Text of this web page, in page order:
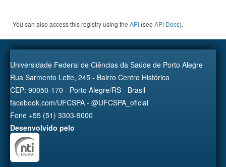
You can also access this registry using the API (see API Docs).
Universidade Federal de Ciências da Saúde de Porto Alegre
Rua Sarmento Leite, 245 - Bairro Centro Histórico
CEP: 90050-170 - Porto Alegre/RS - Brasil
facebook.com/UFCSPA - @UFCSPA_oficial
Fone +55 (51) 3303-9000
Desenvolvido pelo